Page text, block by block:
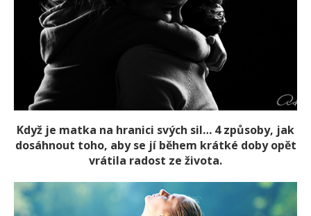
Když je matka na hranici svých sil… 4 způsoby, jak
dosáhnout toho, aby se jí během krátké doby opět
vrátila radost ze života.